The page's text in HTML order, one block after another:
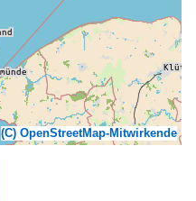
(C) OpenStreetMap-Mitwirkende